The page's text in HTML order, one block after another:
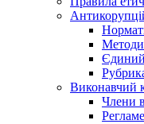
Єдиний
Виконавчий
Члени